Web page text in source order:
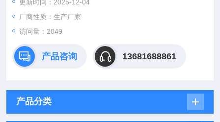
更新时间：2025-12-04
厂商性质：生产厂家
访问量：2049
产品咨询 13681688861
产品分类